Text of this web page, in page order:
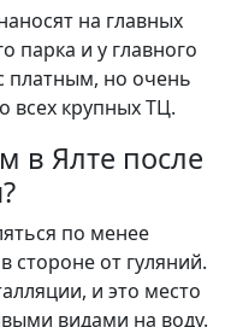
на главных
парка и у главного
платным, но очень
всех крупных ТЦ.
в Ялте после
по менее
стороне от гуляний.
и это место
видами на воду.